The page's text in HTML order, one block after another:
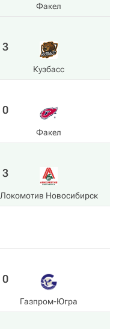
Факел
3
Кузбасс
0
Факел
3
Локомотив Новосибирск
0
Газпром-Югра